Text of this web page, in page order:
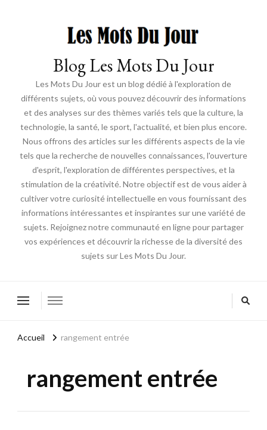
Blog Les Mots Du Jour
Les Mots Du Jour est un blog dédié à l'exploration de
différents sujets, où vous pouvez découvrir des informations
et des analyses sur des thèmes variés tels que la culture, la
technologie, la santé, le sport, l'actualité, et bien plus encore.
Nous offrons des articles sur les différents aspects de la vie
tels que la recherche de nouvelles connaissances, l'ouverture
d'esprit, l'exploration de différentes perspectives, et la
stimulation de la créativité. Notre objectif est de vous aider à
cultiver votre curiosité intellectuelle en vous fournissant des
informations intéressantes et inspirantes sur une variété de
sujets. Rejoignez notre communauté en ligne pour partager
vos expériences et découvrir la richesse de la diversité des
sujets sur Les Mots Du Jour.
Accueil rangement entrée
rangement entrée